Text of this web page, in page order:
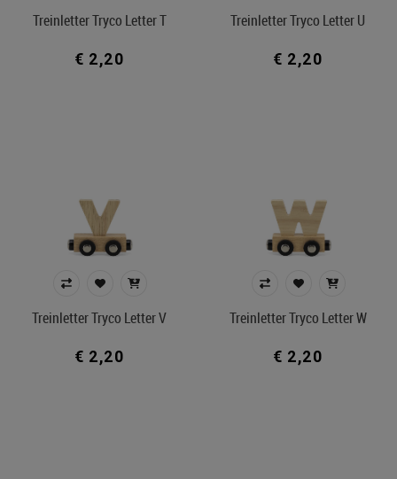
Treinletter Tryco Letter T
€ 2,20
Treinletter Tryco Letter U
€ 2,20
Treinletter Tryco Letter V
€ 2,20
Treinletter Tryco Letter W
€ 2,20